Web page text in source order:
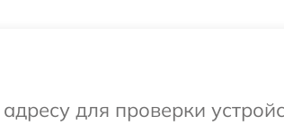
для проверки